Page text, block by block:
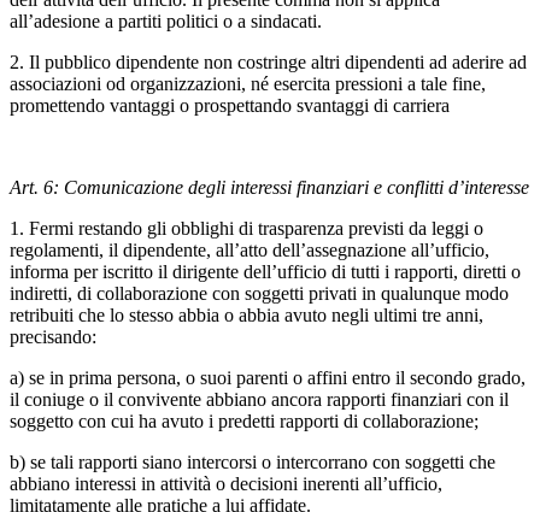
all’adesione a partiti politici o a sindacati.
2. Il pubblico dipendente non costringe altri dipendenti ad aderire ad
associazioni od organizzazioni, né esercita pressioni a tale fine,
promettendo vantaggi o prospettando svantaggi di carriera
Art. 6: Comunicazione degli interessi finanziari e conflitti d’interesse
1. Fermi restando gli obblighi di trasparenza previsti da leggi o
regolamenti, il dipendente, all’atto dell’assegnazione all’ufficio,
informa per iscritto il dirigente dell’ufficio di tutti i rapporti, diretti o
indiretti, di collaborazione con soggetti privati in qualunque modo
retribuiti che lo stesso abbia o abbia avuto negli ultimi tre anni,
precisando:
a) se in prima persona, o suoi parenti o affini entro il secondo grado,
il coniuge o il convivente abbiano ancora rapporti finanziari con il
soggetto con cui ha avuto i predetti rapporti di collaborazione;
b) se tali rapporti siano intercorsi o intercorrano con soggetti che
abbiano interessi in attività o decisioni inerenti all’ufficio,
limitatamente alle pratiche a lui affidate.